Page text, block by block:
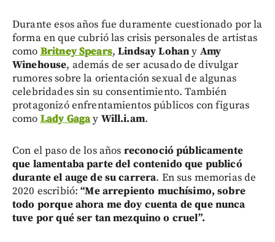
Durante esos años fue duramente cuestionado por la
forma en que cubrió las crisis personales de artistas
como Britney Spears,Lindsay Lohany Amy
Winehouse, además de ser acusado de divulgar
rumores sobre la orientación sexual de algunas
celebridades sin su consentimiento. También
protagonizó enfrentamientos públicos con figuras
como Lady Gagay Will.i.am.
Con el paso de los años reconoció públicamente
que lamentaba parte del contenido que publicó
durante el auge de su carrera. En sus memorias de
2020 escribió:“Me arrepiento muchísimo, sobre
todo porque ahora me doy cuenta de que nunca
tuve por qué ser tan mezquino o cruel”.